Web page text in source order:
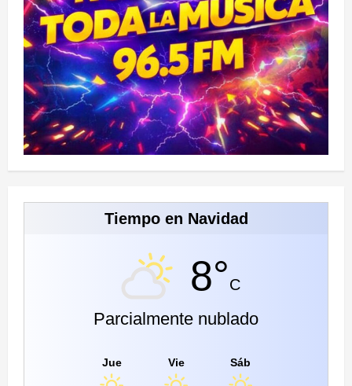
Tiempo en Navidad
8°C
Parcialmente nublado
Jue Vie Sáb